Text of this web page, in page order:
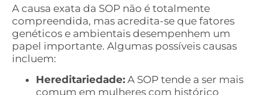
A causa exata da SOP não é totalmente
compreendida, mas acredita-se que fatores
genéticos e ambientais desempenhem um
papel importante. Algumas possíveis causas
incluem:
Hereditariedade: A SOP tende a ser mais
comum em mulheres com histórico